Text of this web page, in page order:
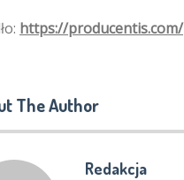
https://producentis.com/
The Author
Redakcja